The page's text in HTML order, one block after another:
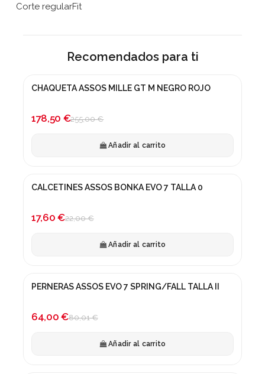
Corte regularFit
Recomendados para ti
¡En oferta!
CHAQUETA ASSOS MILLE GT M NEGRO ROJO
178,50 €255,00 €
Añadir al carrito
¡En oferta!
CALCETINES ASSOS BONKA EVO 7 TALLA 0
17,60 €22,00 €
Añadir al carrito
¡En oferta!
PERNERAS ASSOS EVO 7 SPRING/FALL TALLA II
64,00 €80,01 €
Añadir al carrito